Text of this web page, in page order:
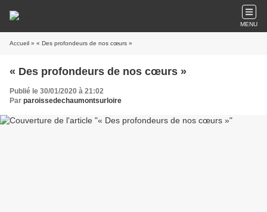
MENU
Accueil » « Des profondeurs de nos cœurs »
« Des profondeurs de nos cœurs »
Publié le 30/01/2020 à 21:02
Par paroissedechaumontsurloire